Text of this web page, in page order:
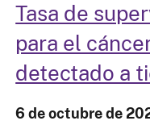
Tasa de
para el
detectado a
6 de octubre de